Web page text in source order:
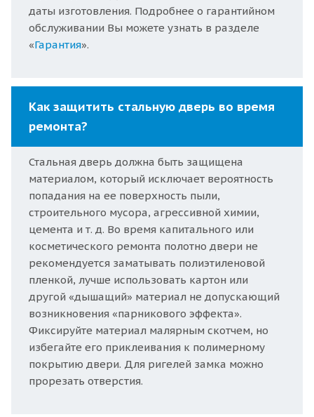
даты изготовления. Подробнее о гарантийном
обслуживании Вы можете узнать в разделе
«Гарантия».
Как защитить стальную дверь во время
ремонта?
Стальная дверь должна быть защищена
материалом, который исключает вероятность
попадания на ее поверхность пыли,
строительного мусора, агрессивной химии,
цемента и т. д. Во время капитального или
косметического ремонта полотно двери не
рекомендуется заматывать полиэтиленовой
пленкой, лучше использовать картон или
другой «дышащий» материал не допускающий
возникновения «парникового эффекта».
Фиксируйте материал малярным скотчем, но
избегайте его приклеивания к полимерному
покрытию двери. Для ригелей замка можно
прорезать отверстия.